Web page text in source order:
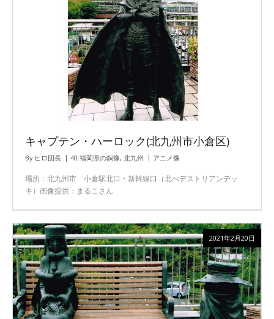
キャプテン・ハーロック(北九州市小倉区)
By ヒロ団長 40.福岡県の銅像, 北九州 アニメ像
場所：北九州市 小倉駅北口・新幹線口（北ぺデストリアンデッ
キ）画像提供：まるこさん
2021年2月20日